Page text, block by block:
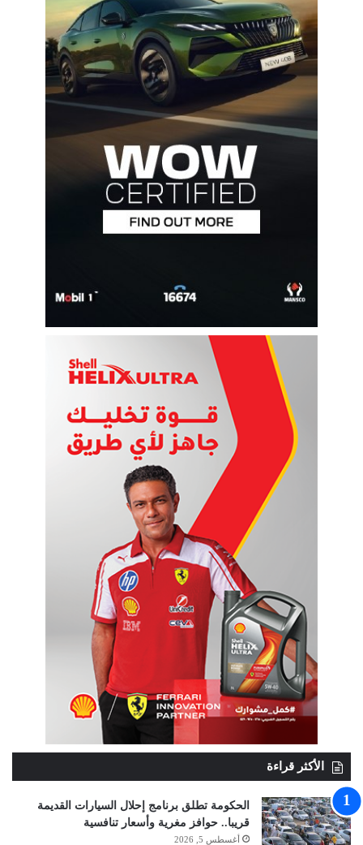
الأكثر قراءة
الحكومة تطلق برنامج إحلال السيارات القديمة
قريبا.. حوافز مغرية وأسعار تنافسية
أغسطس 5, 2026